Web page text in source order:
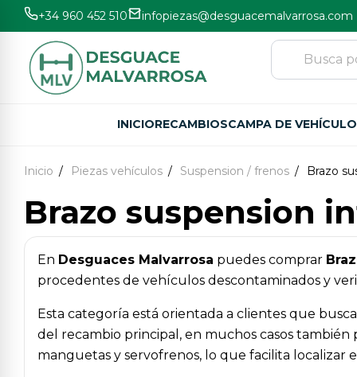
+34 960 452 510 infopiezas@desguacemalvarrosa.com
INICIORECAMBIOSCAMPA DE
Inicio Piezas vehículos Suspension / frenos Brazo
Brazo suspension
En Desguaces Malvarrosa puedes comprar
procedentes de vehículos descontaminados y
Esta categoría está orientada a clientes que
del recambio principal, en muchos casos también
manguetas y servofrenos, lo que facilita localizar